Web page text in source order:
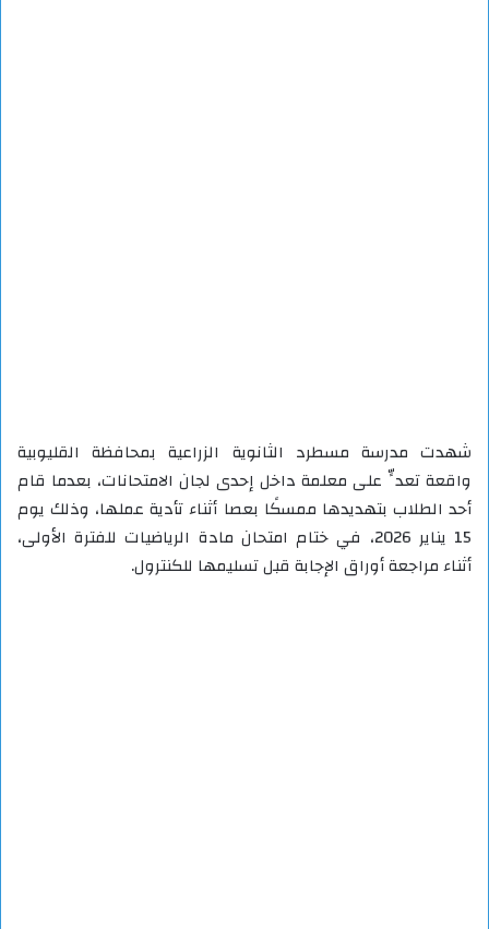
شهدت مدرسة مسطرد الثانوية الزراعية بمحافظة القليوبية
واقعة تعدٍّ على معلمة داخل إحدى لجان الامتحانات، بعدما قام
أحد الطلاب بتهديدها ممسكًا بعصا أثناء تأدية عملها، وذلك يوم
15 يناير 2026، في ختام امتحان مادة الرياضيات للفترة الأولى،
أثناء مراجعة أوراق الإجابة قبل تسليمها للكنترول.